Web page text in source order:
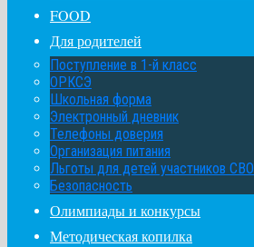
FOOD
Для родителей
Поступление в 1-й класс
ОРКСЭ
Школьная форма
Электронный дневник
Телефоны доверия
Организация питания
Льготы для детей участников СВО
Безопасность
Олимпиады и конкурсы
Методическая копилка